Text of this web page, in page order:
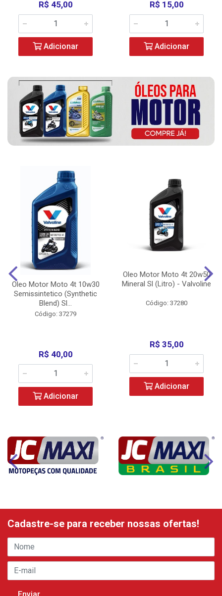
R$ 45,00
Adicionar
R$ 15,00
Adicionar
Oleo Motor Moto 4t 10w30
Semissintetico (Synthetic
Blend) Sl...
Código: 37279
R$ 40,00
Adicionar
Oleo Motor Moto 4t 20w50
Mineral Sl (Litro) - Valvoline
Código: 37280
R$ 35,00
Adicionar
Cadastre-se para receber nossas ofertas!